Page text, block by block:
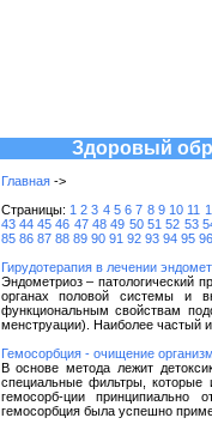
Здоровый
Главная->
Страницы: 1 2 3 4 5 6 7 8 9 10 11
43 44 45 46 47 48 49 50 51 52 53
85 86 87 88 89 90 91 92 93 94 95 96
Гирудотерапия в лечении
Эндометриоз – патологический
органах половой системы и
функциональным свойствам
менструации). Наиболее частый
Гемосорбция - очищение
В основе метода лежит
специальные фильтры, которые
гемосорб-ции принципиально
гемосорбция была успешно